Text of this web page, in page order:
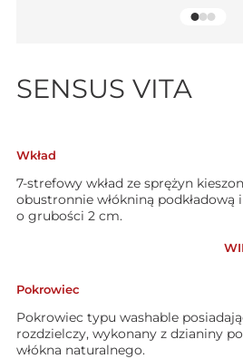
SENSUS VITA
Wkład
7-strefowy wkład ze sprężyn
obustronnie włókniną
o grubości 2 cm.
Pokrowiec
Pokrowiec typu washable
rozdzielczy, wykonany z dzianiny
włókna naturalnego.